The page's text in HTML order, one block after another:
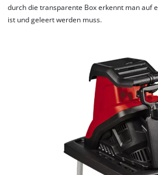
durch die transparente Box erkennt man auf
ist und geleert werden muss.